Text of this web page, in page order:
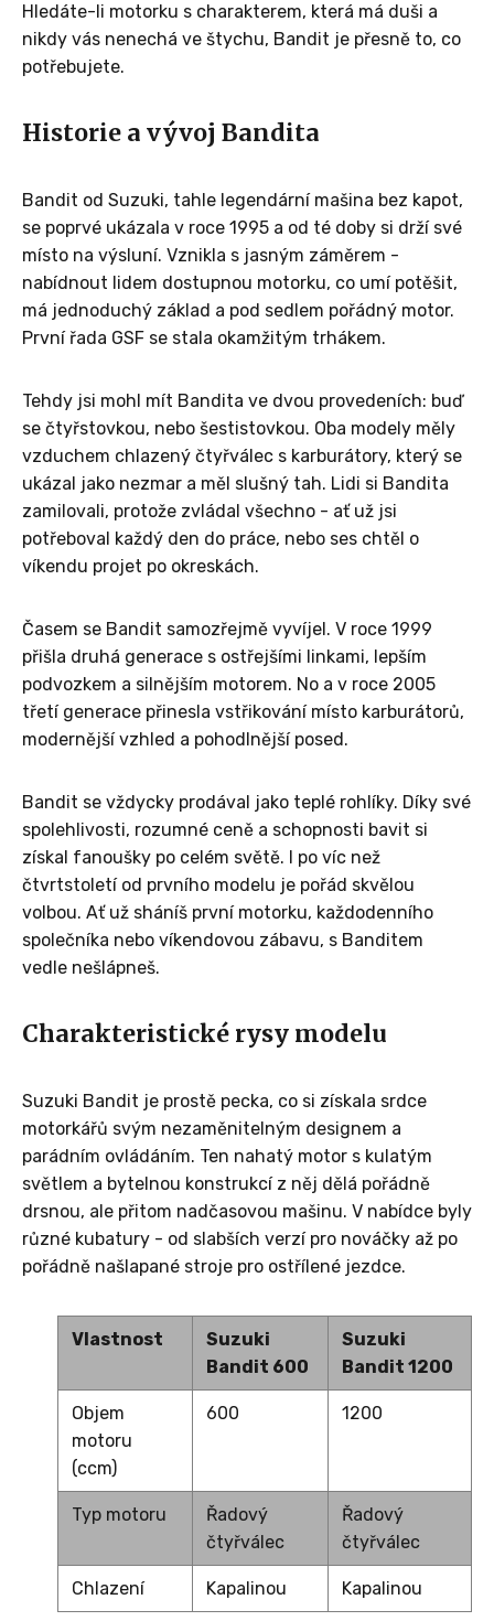
Hledáte-li motorku s charakterem, která má duši a
nikdy vás nenechá ve štychu, Bandit je přesně to, co
potřebujete.
Historie a vývoj Bandita
Bandit od Suzuki, tahle legendární mašina bez kapot,
se poprvé ukázala v roce 1995 a od té doby si drží své
místo na výsluní. Vznikla s jasným záměrem -
nabídnout lidem dostupnou motorku, co umí potěšit,
má jednoduchý základ a pod sedlem pořádný motor.
První řada GSF se stala okamžitým trhákem.
Tehdy jsi mohl mít Bandita ve dvou provedeních: buď
se čtyřstovkou, nebo šestistovkou. Oba modely měly
vzduchem chlazený čtyřválec s karburátory, který se
ukázal jako nezmar a měl slušný tah. Lidi si Bandita
zamilovali, protože zvládal všechno - ať už jsi
potřeboval každý den do práce, nebo ses chtěl o
víkendu projet po okreskách.
Časem se Bandit samozřejmě vyvíjel. V roce 1999
přišla druhá generace s ostřejšími linkami, lepším
podvozkem a silnějším motorem. No a v roce 2005
třetí generace přinesla vstřikování místo karburátorů,
modernější vzhled a pohodlnější posed.
Bandit se vždycky prodával jako teplé rohlíky. Díky své
spolehlivosti, rozumné ceně a schopnosti bavit si
získal fanoušky po celém světě. I po víc než
čtvrtstoletí od prvního modelu je pořád skvělou
volbou. Ať už sháníš první motorku, každodenního
společníka nebo víkendovou zábavu, s Banditem
vedle nešlápneš.
Charakteristické rysy modelu
Suzuki Bandit je prostě pecka, co si získala srdce
motorkářů svým nezaměnitelným designem a
parádním ovládáním. Ten nahatý motor s kulatým
světlem a bytelnou konstrukcí z něj dělá pořádně
drsnou, ale přitom nadčasovou mašinu. V nabídce byly
různé kubatury - od slabších verzí pro nováčky až po
pořádně našlapané stroje pro ostřílené jezdce.
Vlastnost
Suzuki
Bandit 600
Suzuki
Bandit 1200
Objem
motoru
(ccm)
600 1200
Typ motoru
Řadový
čtyřválec
Řadový
čtyřválec
Chlazení Kapalinou Kapalinou